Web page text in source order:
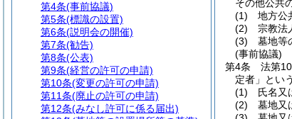
その他公共
(1)
地方公
(2)
宗教法
(3)
墓地等
(事前協議)
第4条
法第
定者」とい
(1)
氏名又
(2)
墓地又
第4条(事前協議)
第5条(標識の設置)
第6条(説明会の開催)
第7条(勧告)
第8条(公表)
第9条(経営の許可の申請)
第10条(変更の許可の申請)
第11条(廃止の許可の申請)
第12条(みなし許可に係る届出)